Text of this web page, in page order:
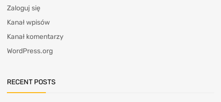
Zaloguj się
Kanał wpisów
Kanał komentarzy
WordPress.org
RECENT POSTS